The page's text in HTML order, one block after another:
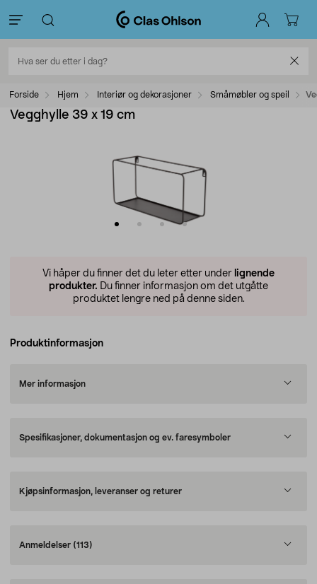
Forside Hjem Interiør og dekorasjoner Småmøbler og speil
Vegghylle 39 x 19 cm
Vi håper du finner det du leter etter under lignende
produkter. Du finner informasjon om det utgåtte
produktet lengre ned på denne siden.
Produktinformasjon
Mer informasjon
Spesifikasjoner, dokumentasjon og ev. faresymboler
Kjøpsinformasjon, leveranser og returer
Anmeldelser (113)